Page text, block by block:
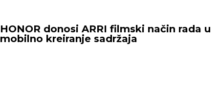
HONOR donosi ARRI filmski način rada u
mobilno kreiranje sadržaja